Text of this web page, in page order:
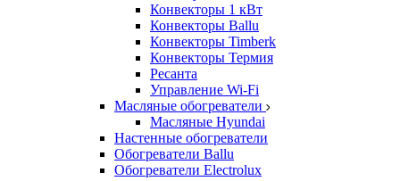
Конвекторы 1 кВт
Конвекторы Ballu
Конвекторы Timberk
Конвекторы Термия
Ресанта
Управление Wi-Fi
Масляные обогреватели
Масляные Hyundai
Настенные обогреватели
Обогреватели Ballu
Обогреватели Electrolux